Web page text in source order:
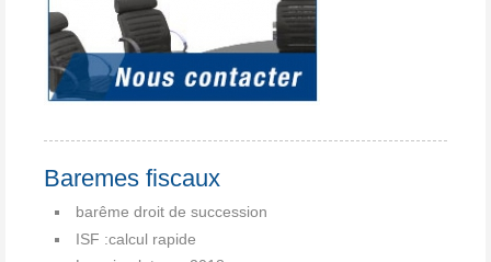
Baremes fiscaux
barême droit de succession
ISF :calcul rapide